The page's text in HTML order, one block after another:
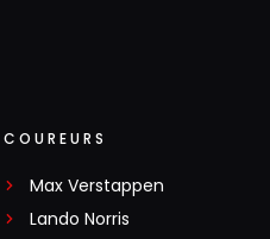
COUREURS
Max Verstappen
Lando Norris